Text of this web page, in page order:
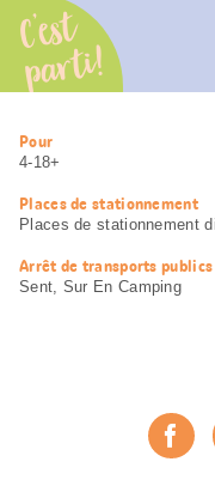
C’est
parti!
Informations
utiles
Pour
4-18+
Places de stationnement
Places de stationnement
Arrêt de transports
Sent, Sur En Camping